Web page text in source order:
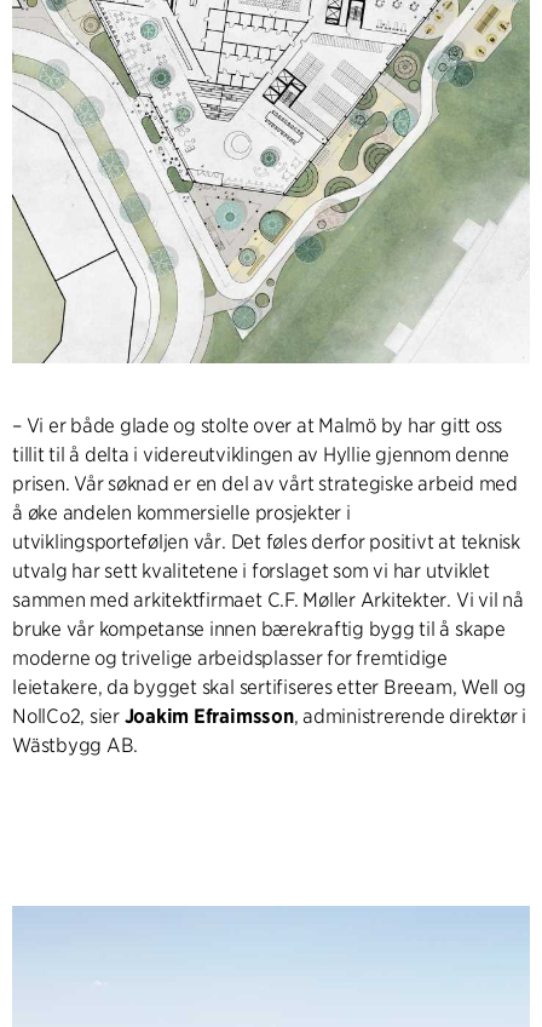
– Vi er både glade og stolte over at Malmö by har gitt oss
tillit til å delta i videreutviklingen av Hyllie gjennom denne
prisen. Vår søknad er en del av vårt strategiske arbeid med
å øke andelen kommersielle prosjekter i
utviklingsporteføljen vår. Det føles derfor positivt at teknisk
utvalg har sett kvalitetene i forslaget som vi har utviklet
sammen med arkitektfirmaet C.F. Møller Arkitekter. Vi vil nå
bruke vår kompetanse innen bærekraftig bygg til å skape
moderne og trivelige arbeidsplasser for fremtidige
leietakere, da bygget skal sertifiseres etter Breeam, Well og
NollCo2, sier Joakim Efraimsson, administrerende direktør i
Wästbygg AB.